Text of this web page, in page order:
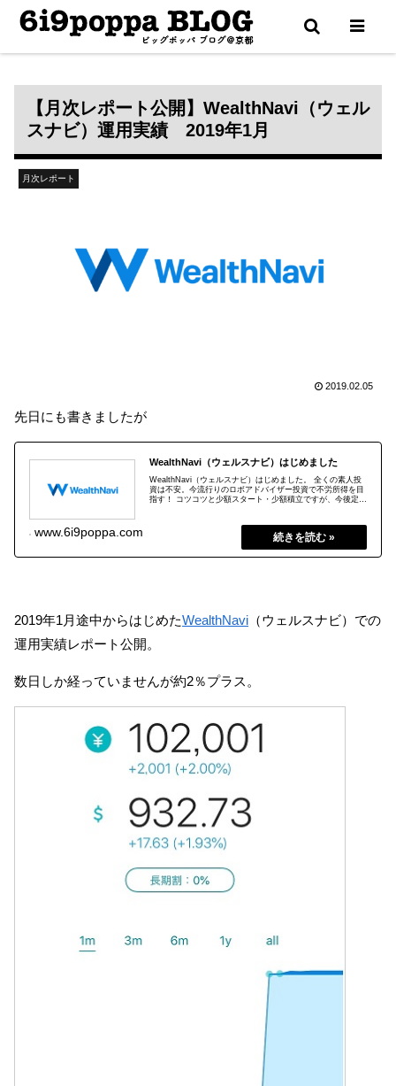
更新通知は X（Twitter） で配信中
【月次レポート公開】WealthNavi（ウェル
スナビ）運用実績 2019年1月
月次レポート
2019.02.05
先日にも書きましたが
WealthNavi（ウェルスナビ）はじめました
WealthNavi（ウェルスナビ）はじめました。 全くの素人投
資は不安。今流行りのロボアドバイザー投資で不労所得を目
指す！ コツコツと少額スタート・少額積立ですが、今後定期
www.6i9poppa.com 2019.01.30
2019年1月途中からはじめたWealthNavi （ウェルスナビ）での
運用実績レポート公開。
数日しか経っていませんが約2％プラス。